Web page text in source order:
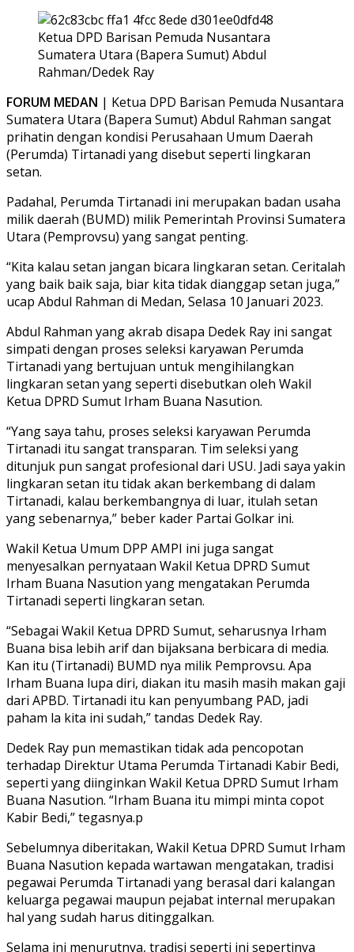
Ketua DPD Barisan Pemuda Nusantara
Sumatera Utara (Bapera Sumut) Abdul
Rahman/Dedek Ray
FORUM MEDAN | Ketua DPD Barisan Pemuda Nusantara
Sumatera Utara (Bapera Sumut) Abdul Rahman sangat
prihatin dengan kondisi Perusahaan Umum Daerah
(Perumda) Tirtanadi yang disebut seperti lingkaran
setan.
Padahal, Perumda Tirtanadi ini merupakan badan usaha
milik daerah (BUMD) milik Pemerintah Provinsi Sumatera
Utara (Pemprovsu) yang sangat penting.
“Kita kalau setan jangan bicara lingkaran setan. Ceritalah
yang baik baik saja, biar kita tidak dianggap setan juga,”
ucap Abdul Rahman di Medan, Selasa 10 Januari 2023.
Abdul Rahman yang akrab disapa Dedek Ray ini sangat
simpati dengan proses seleksi karyawan Perumda
Tirtanadi yang bertujuan untuk mengihilangkan
lingkaran setan yang seperti disebutkan oleh Wakil
Ketua DPRD Sumut Irham Buana Nasution.
“Yang saya tahu, proses seleksi karyawan Perumda
Tirtanadi itu sangat transparan. Tim seleksi yang
ditunjuk pun sangat profesional dari USU. Jadi saya yakin
lingkaran setan itu tidak akan berkembang di dalam
Tirtanadi, kalau berkembangnya di luar, itulah setan
yang sebenarnya,” beber kader Partai Golkar ini.
Wakil Ketua Umum DPP AMPI ini juga sangat
menyesalkan pernyataan Wakil Ketua DPRD Sumut
Irham Buana Nasution yang mengatakan Perumda
Tirtanadi seperti lingkaran setan.
“Sebagai Wakil Ketua DPRD Sumut, seharusnya Irham
Buana bisa lebih arif dan bijaksana berbicara di media.
Kan itu (Tirtanadi) BUMD nya milik Pemprovsu. Apa
Irham Buana lupa diri, diakan itu masih masih makan gaji
dari APBD. Tirtanadi itu kan penyumbang PAD, jadi
paham la kita ini sudah,” tandas Dedek Ray.
Dedek Ray pun memastikan tidak ada pencopotan
terhadap Direktur Utama Perumda Tirtanadi Kabir Bedi,
seperti yang diinginkan Wakil Ketua DPRD Sumut Irham
Buana Nasution. “Irham Buana itu mimpi minta copot
Kabir Bedi,” tegasnya.p
Sebelumnya diberitakan, Wakil Ketua DPRD Sumut Irham
Buana Nasution kepada wartawan mengatakan, tradisi
pegawai Perumda Tirtanadi yang berasal dari kalangan
keluarga pegawai maupun pejabat internal merupakan
hal yang sudah harus ditinggalkan.
Selama ini menurutnya, tradisi seperti ini sepertinya